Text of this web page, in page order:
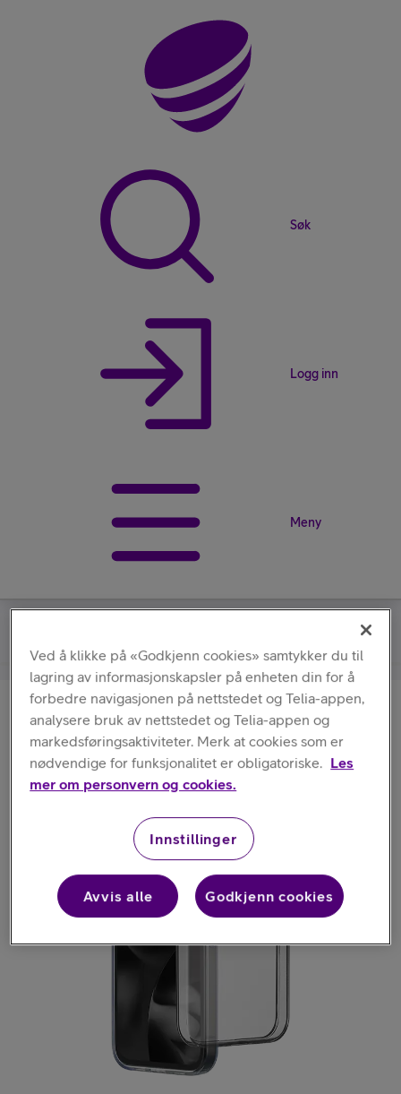
Søk
Logg inn
Meny
Hama
Always Clear
Ved å klikke på «Godkjenn cookies» samtykker du til
lagring av informasjonskapsler på enheten din for å
forbedre navigasjonen på nettstedet og Telia-appen,
analysere bruk av nettstedet og Telia-appen og
markedsføringsaktiviteter. Merk at cookies som er
nødvendige for funksjonalitet er obligatoriske. Les
mer om personvern og cookies.
Innstillinger
Avvis alle Godkjenn cookies